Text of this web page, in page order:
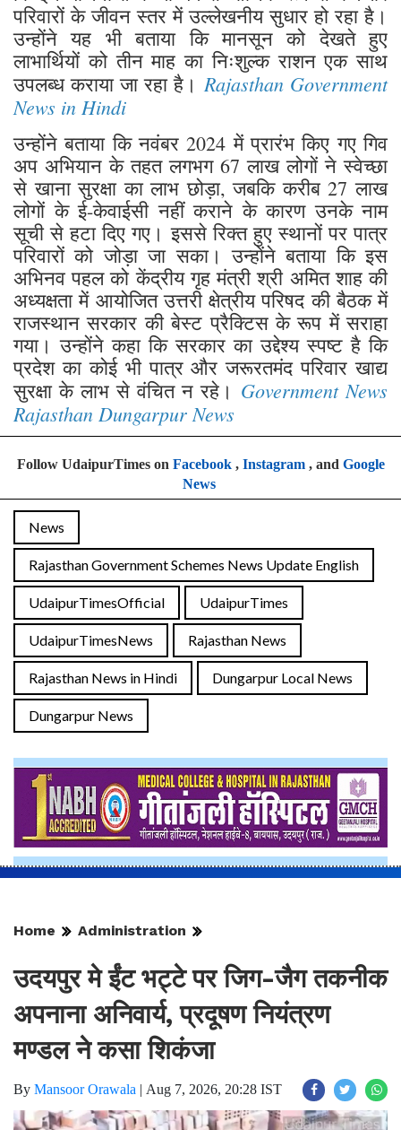
परिवारों के जीवन स्तर में उल्लेखनीय सुधार हो रहा है।
उन्होंने यह भी बताया कि मानसून को देखते हुए
लाभार्थियों को तीन माह का निःशुल्क राशन एक साथ
उपलब्ध कराया जा रहा है।Rajasthan Government
News in Hindi
उन्होंने बताया कि नवंबर 2024 में प्रारंभ किए गए गिव
अप अभियान के तहत लगभग 67 लाख लोगों ने स्वेच्छा
से खाना सुरक्षा का लाभ छोड़ा, जबकि करीब 27 लाख
लोगों के ई-केवाईसी नहीं कराने के कारण उनके नाम
सूची से हटा दिए गए। इससे रिक्त हुए स्थानों पर पात्र
परिवारों को जोड़ा जा सका। उन्होंने बताया कि इस
अभिनव पहल को केंद्रीय गृह मंत्री श्री अमित शाह की
अध्यक्षता में आयोजित उत्तरी क्षेत्रीय परिषद की बैठक में
राजस्थान सरकार की बेस्ट प्रैक्टिस के रूप में सराहा
गया। उन्होंने कहा कि सरकार का उद्देश्य स्पष्ट है कि
प्रदेश का कोई भी पात्र और जरूरतमंद परिवार खाद्य
सुरक्षा के लाभ से वंचित न रहे। Government News
Rajasthan Dungarpur News
Follow UdaipurTimes on Facebook, Instagram, and Google
News
News
Rajasthan Government Schemes News Update English
UdaipurTimesOfficial UdaipurTimes
UdaipurTimesNews Rajasthan News
Rajasthan News in Hindi Dungarpur Local News
Dungarpur News
Home Administration
उदयपुर मे ईंट भट्टे पर जिग-जैग तकनीक
अपनाना अनिवार्य, प्रदूषण नियंत्रण
मण्डल ने कसा शिकंजा
By Mansoor Orawala | Aug 7, 2026, 20:28 IST